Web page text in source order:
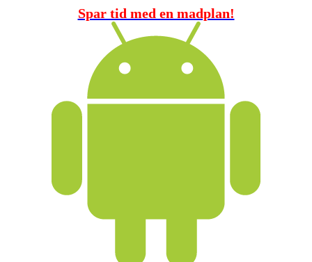
Spar tid med en madplan!